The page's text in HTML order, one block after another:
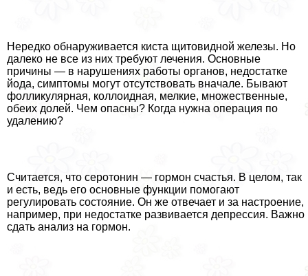
Нередко обнаруживается киста щитовидной железы. Но
далеко не все из них требуют лечения. Основные
причины — в нарушениях работы органов, недостатке
йода, симптомы могут отсутствовать вначале. Бывают
фолликулярная, коллоидная, мелкие, множественные,
обеих долей. Чем опасны? Когда нужна операция по
удалению?
Считается, что серотонин — гормон счастья. В целом, так
и есть, ведь его основные функции помогают
регулировать состояние. Он же отвечает и за настроение,
например, при недостатке развивается депрессия. Важно
сдать анализ на гормон.